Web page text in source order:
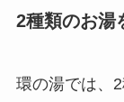
2種類のお湯
環の湯では、